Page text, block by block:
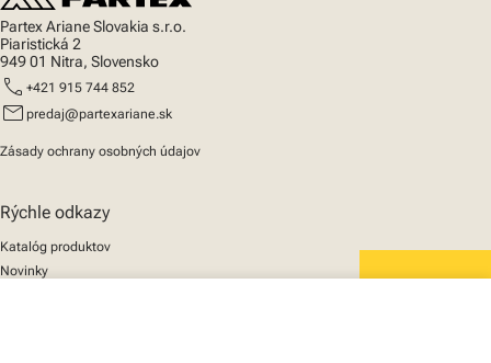
Partex Ariane Slovakia s.r.o.
Piaristická 2
949 01 Nitra, Slovensko
call +421 915 744 852
mail predaj@partexariane.sk
Zásady ochrany osobných údajov
Rýchle odkazy
Katalóg produktov
Novinky